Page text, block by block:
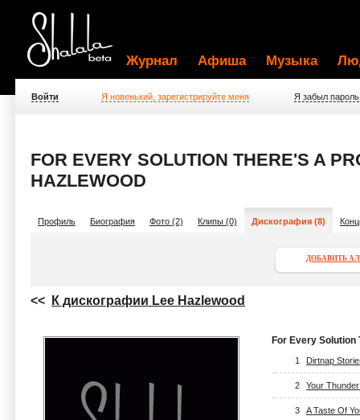
Журнал Афиша Музыка
Войти Я новенький, зарегистрируйте меня Я забыл пароль
FOR EVERY SOLUTION THERE'S A
HAZLEWOOD
Профиль Биография Фото (2) Клипы (0) Дискография (8)
ДОБАВИТЬ
<< К дискографии Lee Hazlewood
For Every
1 Dirtnap
2 Your
3 A Taste Of